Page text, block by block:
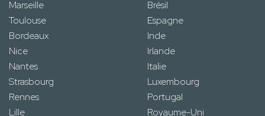
Marseille
Toulouse
Bordeaux
Nice
Nantes
Strasbourg
Rennes
Lille
Brésil
Espagne
Inde
Irlande
Italie
Luxembourg
Portugal
Royaume-Uni